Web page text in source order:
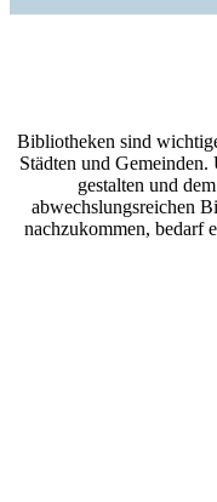
Bibliotheken sind
Städten und
gestalten und
abwechslungsreichen
nachzukommen, bedarf